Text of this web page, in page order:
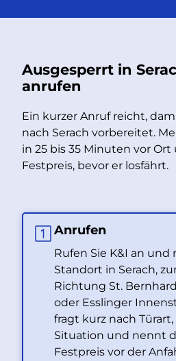
Ausgesperrt in
anrufen
Ein kurzer Anruf reicht,
nach Serach vorbereitet.
in 25 bis 35 Minuten vor
Festpreis, bevor er losfährt.
Anrufen
Rufen Sie K&I an und
Standort in Serach,
Richtung St.
oder Esslinger
fragt kurz nach
Situation und nennt
Festpreis vor der